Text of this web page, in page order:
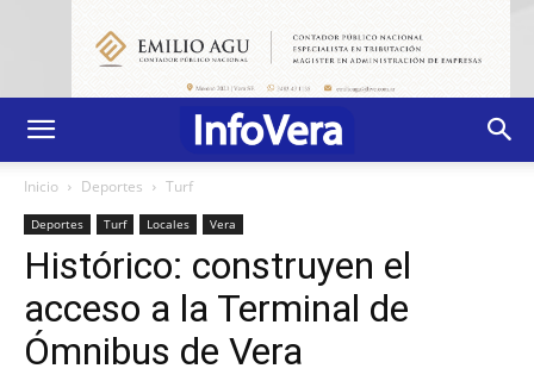
Inicio Deportes Turf
Deportes Turf Locales Vera
Histórico: construyen el
acceso a la Terminal de
Ómnibus de Vera